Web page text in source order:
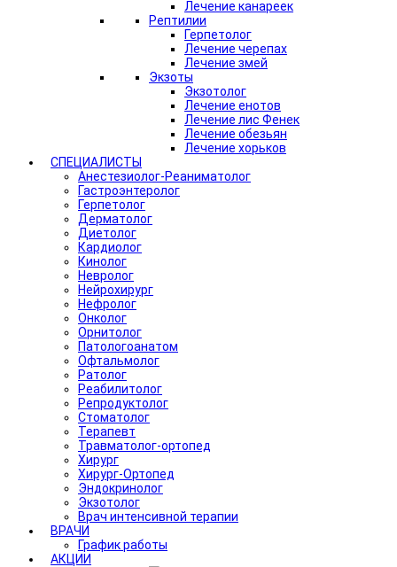
Лечение канареек
Рептилии
Герпетолог
Лечение черепах
Лечение змей
Экзоты
Экзотолог
Лечение енотов
Лечение лис Фенек
Лечение обезьян
Лечение хорьков
СПЕЦИАЛИСТЫ
Анестезиолог-Реаниматолог
Гастроэнтеролог
Герпетолог
Дерматолог
Диетолог
Кардиолог
Кинолог
Невролог
Нейрохирург
Нефролог
Онколог
Орнитолог
Патологоанатом
Офтальмолог
Ратолог
Реабилитолог
Репродуктолог
Стоматолог
Терапевт
Травматолог-ортопед
Хирург
Хирург-Ортопед
Эндокринолог
Экзотолог
Врач интенсивной терапии
ВРАЧИ
График работы
АКЦИИ